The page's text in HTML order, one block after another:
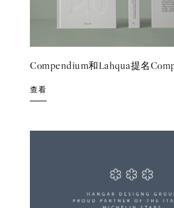
Compendium和Lahqua提名
查看